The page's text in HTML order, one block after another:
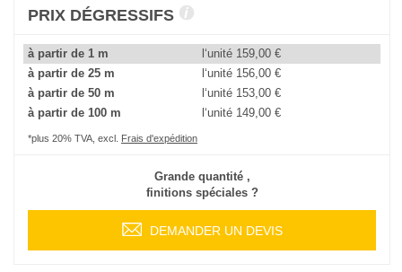
PRIX DÉGRESSIFS
à partir de 1 m l‘unité 159,00 €
à partir de 25 m
l‘unité 156,00 €
à partir de 50 m
l‘unité 153,00 €
à partir de 100 m
l‘unité 149,00 €
*plus 20% TVA, excl. Frais d'expédition
Grande quantité ,
finitions spéciales ?
DEMANDER UN DEVIS